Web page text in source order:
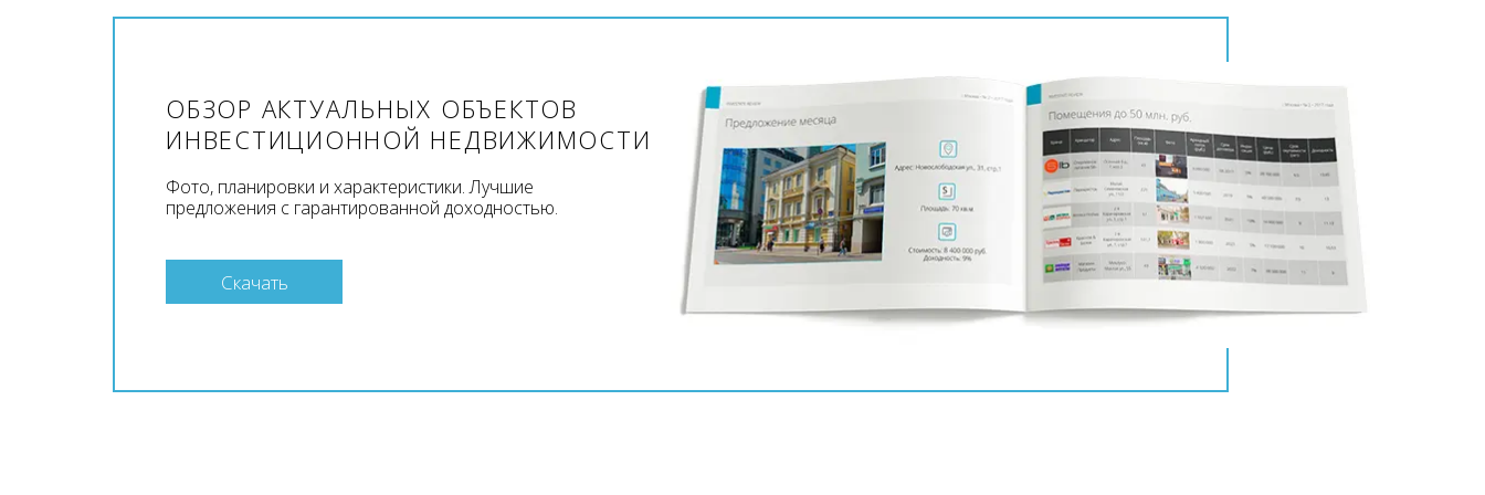
ОБЗОР АКТУАЛЬНЫХ ОБЪЕКТОВ
ИНВЕСТИЦИОННОЙ НЕДВИЖИМОСТИ
Фото, планировки и характеристики. Лучшие
предложения с гарантированной доходностью.
Скачать